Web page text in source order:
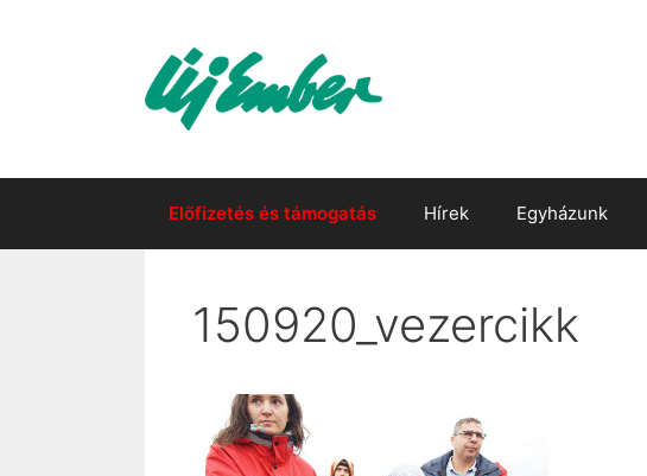
Előfizetés és támogatás Hírek Egyházunk
150920_vezercikk